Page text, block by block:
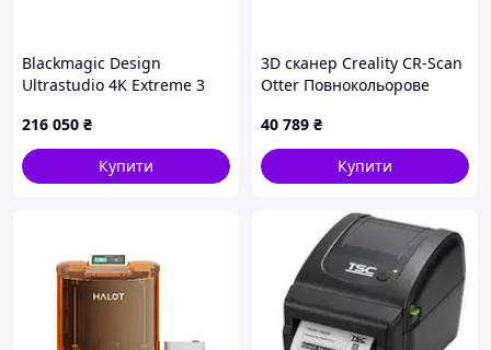
Blackmagic Design
Ultrastudio 4K Extreme 3
216 050 ₴
Купити
3D сканер Creality CR-Scan
Otter Повнокольорове
40 789 ₴
Купити